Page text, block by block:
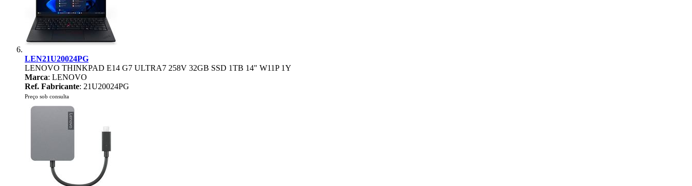
LEN21U20024PG
LENOVO THINKPAD E14 G7 ULTRA7 258V 32GB SSD 1TB 14" W11P 1Y
Marca: LENOVO
Ref. Fabricante: 21U20024PG
Preço sob consulta